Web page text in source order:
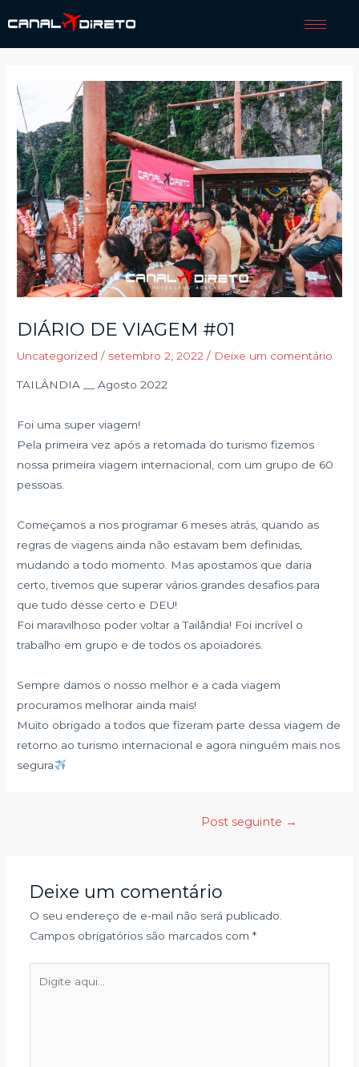
DIÁRIO DE VIAGEM #01
Uncategorized / setembro 2, 2022 / Deixe um comentário
TAILÂNDIA __ Agosto 2022
Foi uma super viagem!
Pela primeira vez após a retomada do turismo fizemos
nossa primeira viagem internacional, com um grupo de 60
pessoas.
Começamos a nos programar 6 meses atrás, quando as
regras de viagens ainda não estavam bem definidas,
mudando a todo momento. Mas apostamos que daria
certo, tivemos que superar vários grandes desafios para
que tudo desse certo e DEU!
Foi maravilhoso poder voltar a Tailândia! Foi incrível o
trabalho em grupo e de todos os apoiadores.
Sempre damos o nosso melhor e a cada viagem
procuramos melhorar ainda mais!
Muito obrigado a todos que fizeram parte dessa viagem de
retorno ao turismo internacional e agora ninguém mais nos
segura
Post seguinte →
Deixe um comentário
O seu endereço de e-mail não será publicado.
Campos obrigatórios são marcados com *